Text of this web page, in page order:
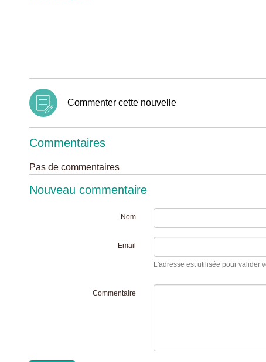
Commenter cette nouvelle
Commentaires
Pas de commentaires
Nouveau commentaire
Nom
Email
L'adresse est utilisée pour valider
Commentaire